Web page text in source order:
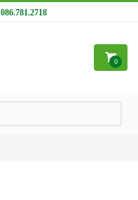
086.781.2718
0